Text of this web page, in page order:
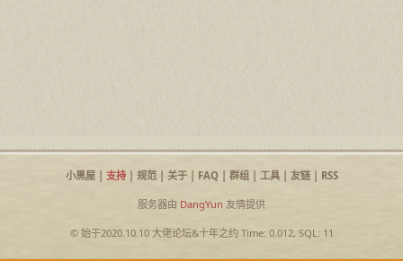
小黑屋| 支持| 规范| 关于| FAQ| 群组| 工具| 友链| RSS
服务器由 DangYun 友情提供
© 始于2020.10.10 大佬论坛&十年之约Time: 0.012, SQL: 11